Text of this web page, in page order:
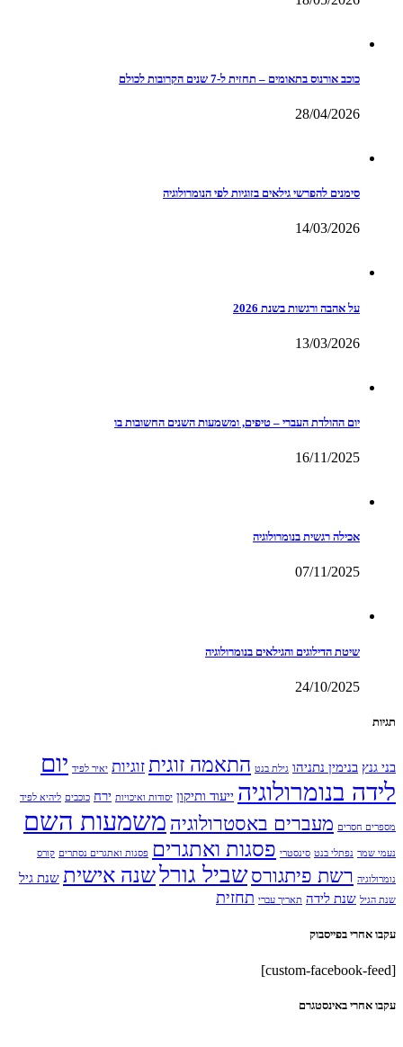
כוכב אורנוס בתאומים – תחזית ל-7 שנים הקרובות לכולם
28/04/2026
סימנים להפרשי גילאים בזוגיות לפי הנומרולוגיה
14/03/2026
על אהבה ורגשות בשנת 2026
13/03/2026
יום ההולדת העברי – טיפים, ומשמעות השנים החשובות בו
16/11/2025
אכילה רגשית בנומרולוגיה
07/11/2025
שיטת הדילוגים והגילאים בנומרולוגיה
24/10/2025
תגיות
בני גנץ בנימין נתניהו גילת בנט התאמה זוגית זוגיות יאיר לפיד יום
לידה בנומרולוגיה ייעוד ותיקון יסודות ואיכויות ירח כוכבים ליהיא לפיד
מספרים חסרים מעברים באסטרולוגיה משמעות השם
נעמי שמר נפתלי בנט סינסטרי פסגות ואתגרים פסגות ואתגרים נסתרים קורס
נומרולוגיה רשת פיתגורס שביל גורלשנה אישית שנת גיל
שנת הגיל שנת לידה תאריך עברי תחזית
עקבו אחרי בפייסבוק
[custom-facebook-feed]
עקבו אחרי באינסטגרם